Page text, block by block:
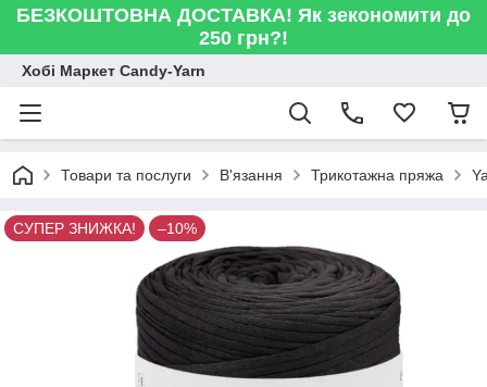
БЕЗКОШТОВНА ДОСТАВКА! Як зекономити до
250 грн?!
Хобі Маркет Candy-Yarn
Товари та послуги В'язання Трикотажна пряжа
СУПЕР ЗНИЖКА! –10%